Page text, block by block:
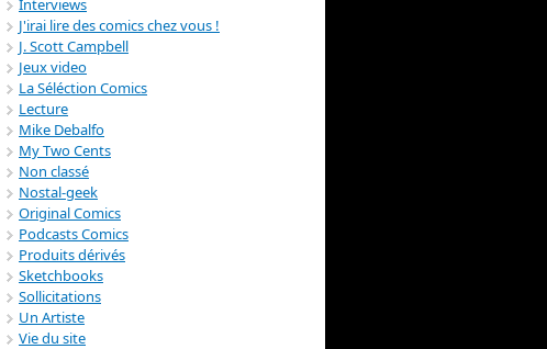
Interviews
J'irai lire des comics chez vous !
J. Scott Campbell
Jeux video
La Séléction Comics
Lecture
Mike Debalfo
My Two Cents
Non classé
Nostal-geek
Original Comics
Podcasts Comics
Produits dérivés
Sketchbooks
Sollicitations
Un Artiste
Vie du site